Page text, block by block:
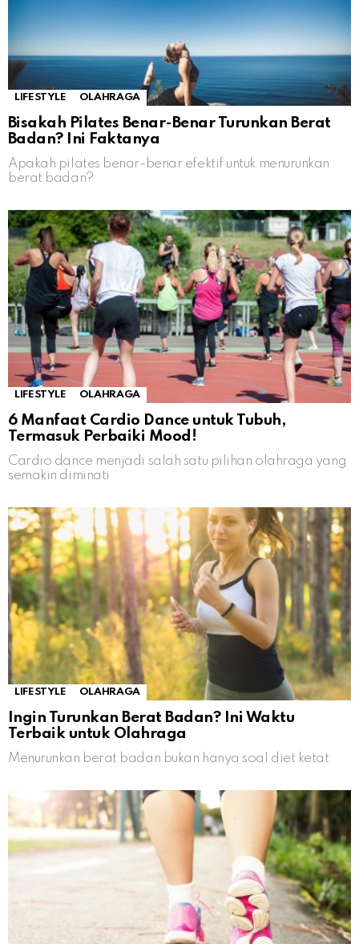
LIFESTYLE OLAHRAGA
Bisakah Pilates Benar-Benar Turunkan Berat
Badan? Ini Faktanya
Apakah pilates benar-benar efektif untuk menurunkan
berat badan?
LIFESTYLE OLAHRAGA
6 Manfaat Cardio Dance untuk Tubuh,
Termasuk Perbaiki Mood!
Cardio dance menjadi salah satu pilihan olahraga yang
semakin diminati
LIFESTYLE OLAHRAGA
Ingin Turunkan Berat Badan? Ini Waktu
Terbaik untuk Olahraga
Menurunkan berat badan bukan hanya soal diet ketat